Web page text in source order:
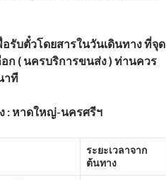
รับตั๋วโดยสารในวันเดินทาง ที่จุด
ก ( นครบริการขนส่ง) ท่านควร
าที
: หาดใหญ่-นครศรีฯ
ระยะเวลาจาก
ต้นทาง